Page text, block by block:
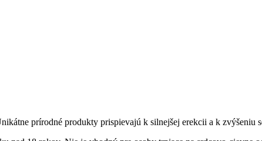
prírodné produkty prispievajú k silnejšej erekcii a k